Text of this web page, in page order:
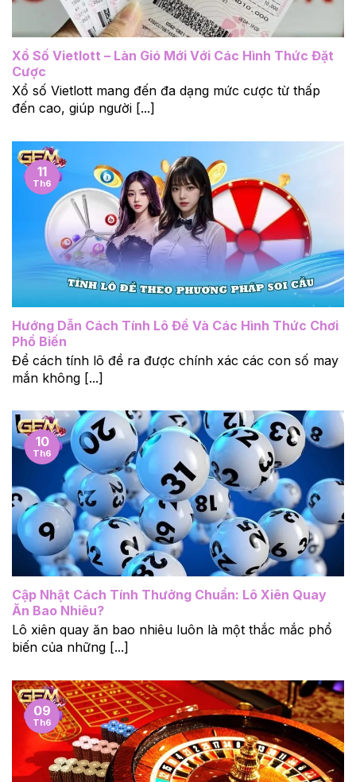
Xổ Số Vietlott – Làn Gió Mới Với Các Hình Thức Đặt
Cược
Xổ số Vietlott mang đến đa dạng mức cược từ thấp
đến cao, giúp người [...]
Hướng Dẫn Cách Tính Lô Đề Và Các Hình Thức Chơi
Phổ Biến
Để cách tính lô đề ra được chính xác các con số may
mắn không [...]
11
Th6
Cập Nhật Cách Tính Thưởng Chuẩn: Lô Xiên Quay
Ăn Bao Nhiêu?
Lô xiên quay ăn bao nhiêu luôn là một thắc mắc phổ
biến của những [...]
10
Th6
09
Th6